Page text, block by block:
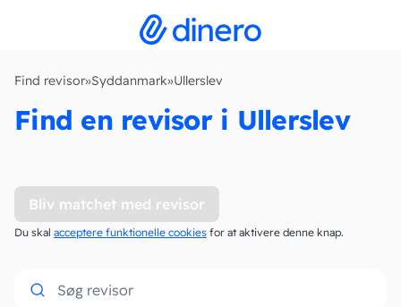
Find revisor»Syddanmark»Ullerslev
Find en revisor i Ullerslev
Bliv matchet med revisor
Du skal acceptere funktionelle cookies for at aktivere denne knap.